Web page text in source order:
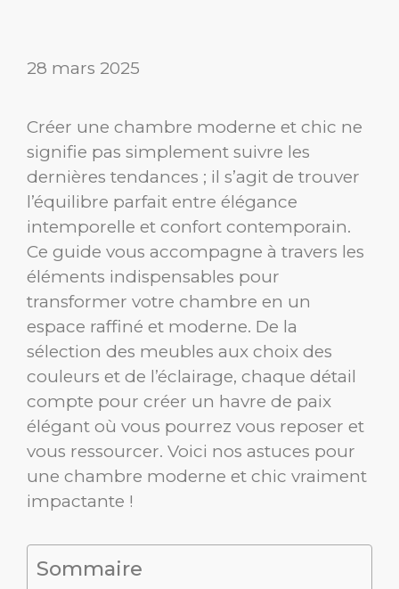
28 mars 2025
Créer une chambre moderne et chic ne
signifie pas simplement suivre les
dernières tendances ; il s’agit de trouver
l’équilibre parfait entre élégance
intemporelle et confort contemporain.
Ce guide vous accompagne à travers les
éléments indispensables pour
transformer votre chambre en un
espace raffiné et moderne. De la
sélection des meubles aux choix des
couleurs et de l’éclairage, chaque détail
compte pour créer un havre de paix
élégant où vous pourrez vous reposer et
vous ressourcer. Voici nos astuces pour
une chambre moderne et chic vraiment
impactante !
Sommaire